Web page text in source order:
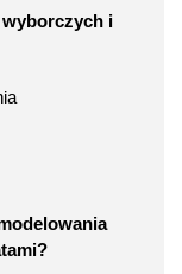
wyborczych i